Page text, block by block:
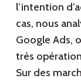
l’intention
cas, nous
Google Ads,
très
Sur des